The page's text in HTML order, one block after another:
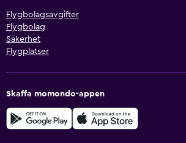
Flygbolagsavgifter
Flygbolag
Säkerhet
Flygplatser
Skaffa momondo-appen